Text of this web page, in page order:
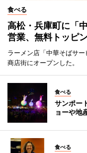
食べる
高松・兵庫町に「
営業、無料トッピ
ラーメン店「中華そばサ
商店街にオープンした。
食べる
サンポー
ョーや地
食べる